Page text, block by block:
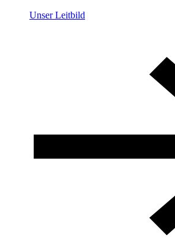
Unser Leitbild